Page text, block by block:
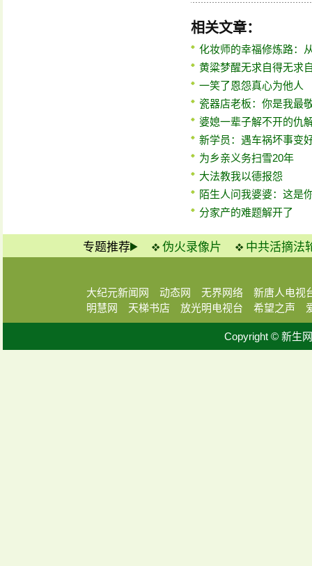
相关文章：
化妆师的幸福修炼路：
黄粱梦醒无求自得无求
一笑了恩怨真心为他人
瓷器店老板：你是我最
婆媳一辈子解不开的仇
新学员：遇车祸坏事变
为乡亲义务扫雪20年
大法教我以德报怨
陌生人问我婆婆：这是
分家产的难题解开了
专题推荐 伪火录像片 中共活摘法
大纪元新闻网 动态网 无界网络
新唐人电视
明慧网
天梯书店 放光明电视台 希望之声
Copyright © 新生